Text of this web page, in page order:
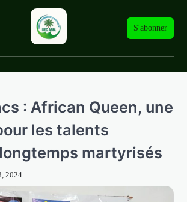
S'abonner
: African Queen, une
les talents
martyrisés
2024